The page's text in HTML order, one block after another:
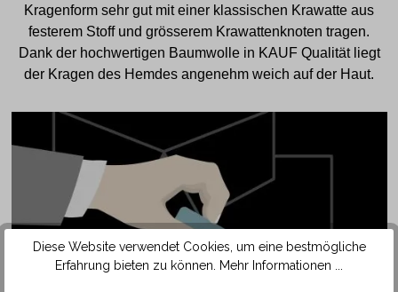
Kragenform sehr gut mit einer klassischen Krawatte aus
festerem Stoff und grösserem Krawattenknoten tragen.
Dank der hochwertigen Baumwolle in KAUF Qualität liegt
der Kragen des Hemdes angenehm weich auf der Haut.
Diese Website verwendet Cookies, um eine bestmögliche
Erfahrung bieten zu können.
Mehr Informationen ...